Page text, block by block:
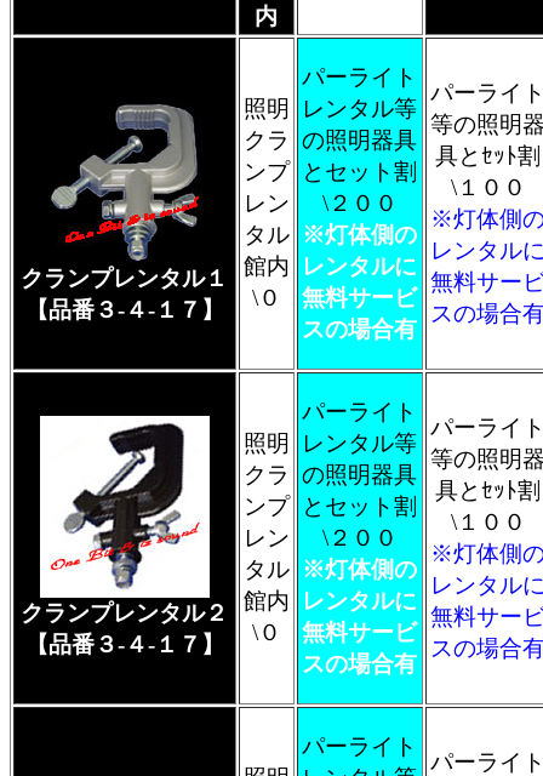
内
クランプレンタル１
【品番３-４-１７】
照明
クラ
ンプ
レン
タル
館内
\０
パーライト
レンタル等
の照明器具
とセット割
\２００
※灯体側の
レンタルに
無料サービ
スの場合有
パーライ
等の照明
具とｾｯﾄ割
\１００
※灯体側
レンタル
無料サー
スの場合
クランプレンタル２
【品番３-４-１７】
照明
クラ
ンプ
レン
タル
館内
\０
パーライト
レンタル等
の照明器具
とセット割
\２００
※灯体側の
レンタルに
無料サービ
スの場合有
パーライ
等の照明
具とｾｯﾄ割
\１００
※灯体側
レンタル
無料サー
スの場合
パーライト
パーライ